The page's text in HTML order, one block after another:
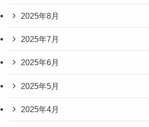
2025年8月
2025年7月
2025年6月
2025年5月
2025年4月